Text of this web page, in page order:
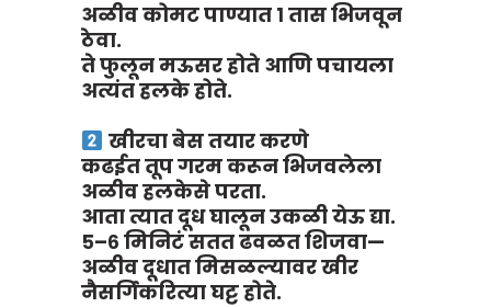
अळीव कोमट पाण्यात १ तास भिजवून
ठेवा.
ते फुलून मऊसर होते आणि पचायला
अत्यंत हलके होते.
खीरचा बेस तयार करणे
कढईत तूप गरम करून भिजवलेला
अळीव हलकेसे परता.
आता त्यात दूध घालून उकळी येऊ द्या.
५–६ मिनिटं सतत ढवळत शिजवा—
अळीव दूधात मिसळल्यावर खीर
नैसर्गिकरित्या घट्ट होते.